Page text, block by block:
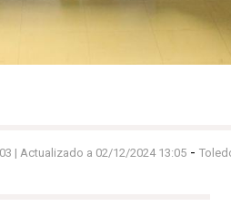
| Actualizado a 02/12/2024 13:05 -